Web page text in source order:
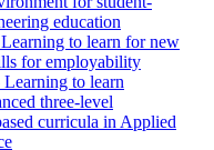
education
to learn for new
for employability
to learn
three-level
curricula in Applied